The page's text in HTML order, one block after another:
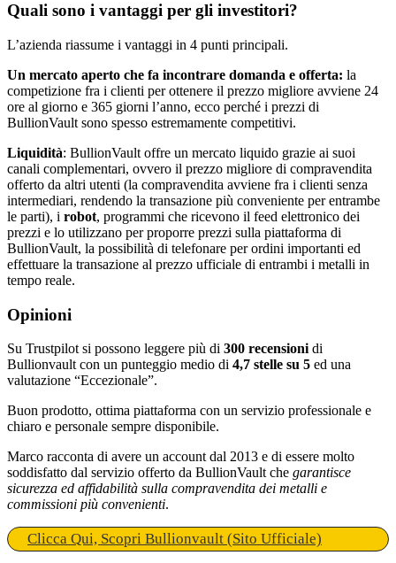
Quali sono i vantaggi per gli investitori?
L’azienda riassume i vantaggi in 4 punti principali.
Un mercato aperto che fa incontrare domanda e offerta: la
competizione fra i clienti per ottenere il prezzo migliore avviene 24
ore al giorno e 365 giorni l’anno, ecco perché i prezzi di
BullionVault sono spesso estremamente competitivi.
Liquidità: BullionVault offre un mercato liquido grazie ai suoi
canali complementari, ovvero il prezzo migliore di compravendita
offerto da altri utenti (la compravendita avviene fra i clienti senza
intermediari, rendendo la transazione più conveniente per entrambe
le parti), i robot, programmi che ricevono il feed elettronico dei
prezzi e lo utilizzano per proporre prezzi sulla piattaforma di
BullionVault, la possibilità di telefonare per ordini importanti ed
effettuare la transazione al prezzo ufficiale di entrambi i metalli in
tempo reale.
Opinioni
Su Trustpilot si possono leggere più di 300 recensioni di
Bullionvault con un punteggio medio di 4,7 stelle su 5 ed una
valutazione “Eccezionale”.
Buon prodotto, ottima piattaforma con un servizio professionale e
chiaro e personale sempre disponibile.
Marco racconta di avere un account dal 2013 e di essere molto
soddisfatto dal servizio offerto da BullionVault che garantisce
sicurezza ed affidabilità sulla compravendita dei metalli e
commissioni più convenienti.
Clicca Qui, Scopri Bullionvault (Sito Ufficiale)